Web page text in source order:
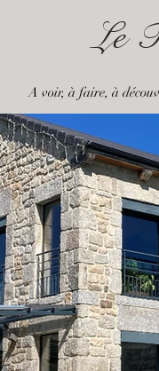
Le
A voir, à faire, à